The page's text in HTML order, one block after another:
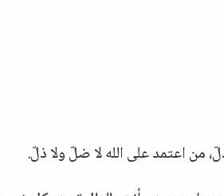
من اعتمد على الله لا ضلّ ولا ذلّ.